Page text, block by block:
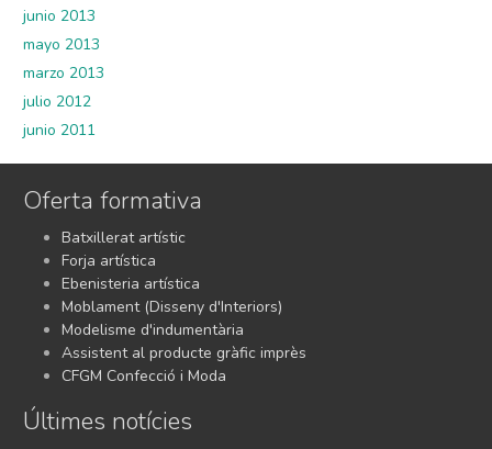
junio 2013
mayo 2013
marzo 2013
julio 2012
junio 2011
Oferta formativa
Batxillerat artístic
Forja artística
Ebenisteria artística
Moblament (Disseny d'Interiors)
Modelisme d'indumentària
Assistent al producte gràfic imprès
CFGM Confecció i Moda
Últimes notícies